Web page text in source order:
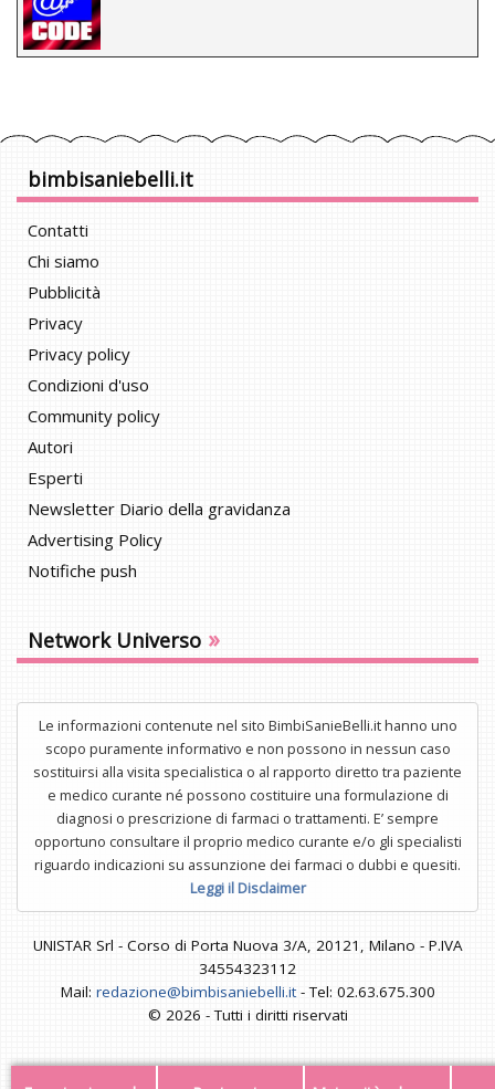
bimbisaniebelli.it
Contatti
Chi siamo
Pubblicità
Privacy
Privacy policy
Condizioni d'uso
Community policy
Autori
Esperti
Newsletter Diario della gravidanza
Advertising Policy
Notifiche push
Network Universo »
Le informazioni contenute nel sito BimbiSanieBelli.it hanno uno
scopo puramente informativo e non possono in nessun caso
sostituirsi alla visita specialistica o al rapporto diretto tra paziente
e medico curante né possono costituire una formulazione di
diagnosi o prescrizione di farmaci o trattamenti. E’ sempre
opportuno consultare il proprio medico curante e/o gli specialisti
riguardo indicazioni su assunzione dei farmaci o dubbi e quesiti.
Leggi il Disclaimer
UNISTAR Srl - Corso di Porta Nuova 3/A, 20121, Milano - P.IVA
34554323112
Mail: redazione@bimbisaniebelli.it- Tel: 02.63.675.300
© 2026 - Tutti i diritti riservati